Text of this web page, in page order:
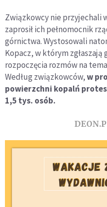
Związkowcy nie przyjechali
zaprosił ich pełnomocnik
górnictwa. Wystosowali
Kopacz, w którym
rozpoczęcia rozmów na
Według związkowców,w
powierzchni kopalń
1,5 tys. osób.